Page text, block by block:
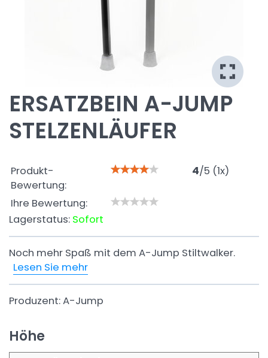
ERSATZBEIN A-JUMP
STELZENLÄUFER
Produkt-
Bewertung:
4/5 (1x)
Ihre Bewertung:
Lagerstatus: Sofort
Noch mehr Spaß mit dem A-Jump Stiltwalker.
Lesen Sie mehr
Produzent:A-Jump
Höhe